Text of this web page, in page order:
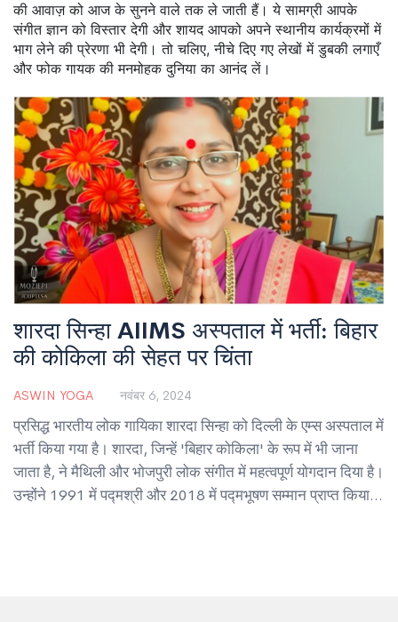
की आवाज़ को आज के सुनने वाले तक ले जाती हैं। ये सामग्री आपके
संगीत ज्ञान को विस्तार देगी और शायद आपको अपने स्थानीय कार्यक्रमों में
भाग लेने की प्रेरणा भी देगी। तो चलिए, नीचे दिए गए लेखों में डुबकी लगाएँ
और फोक गायक की मनमोहक दुनिया का आनंद लें।
शारदा सिन्हा AIIMS अस्पताल में भर्ती: बिहार
की कोकिला की सेहत पर चिंता
ASWIN YOGA नवंबर 6, 2024
प्रसिद्ध भारतीय लोक गायिका शारदा सिन्हा को दिल्ली के एम्स अस्पताल में
भर्ती किया गया है। शारदा, जिन्हें 'बिहार कोकिला' के रूप में भी जाना
जाता है, ने मैथिली और भोजपुरी लोक संगीत में महत्वपूर्ण योगदान दिया है।
उन्होंने 1991 में पद्मश्री और 2018 में पद्मभूषण सम्मान प्राप्त किया।